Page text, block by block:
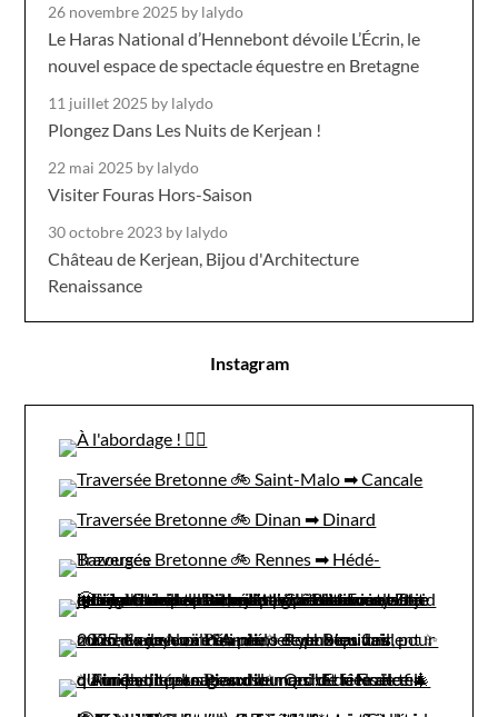
26 novembre 2025 by lalydo
Le Haras National d’Hennebont dévoile L’Écrin, le
nouvel espace de spectacle équestre en Bretagne
11 juillet 2025 by lalydo
Plongez Dans Les Nuits de Kerjean !
22 mai 2025 by lalydo
Visiter Fouras Hors-Saison
30 octobre 2023 by lalydo
Château de Kerjean, Bijou d'Architecture
Renaissance
Instagram